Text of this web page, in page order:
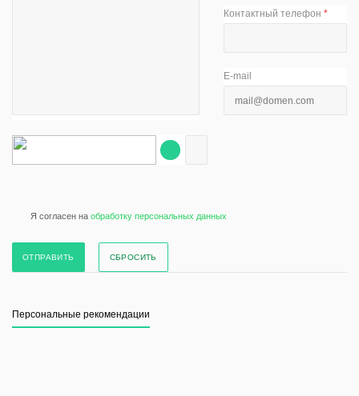
Контактный телефон*
E-mail
Я согласен на обработку персональных данных
СБРОСИТЬ
Персональные рекомендации